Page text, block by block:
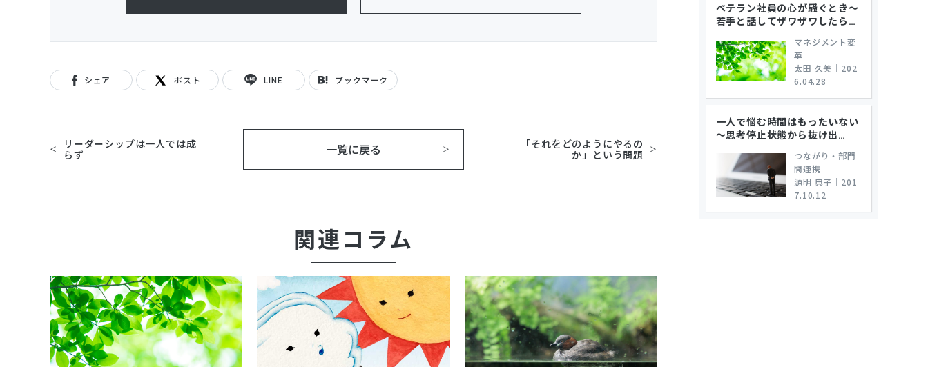
シェア ポスト LINE ブックマーク
リーダーシップは一人では成
らず
一覧に戻る
「それをどのようにやるの
か」という問題
関連コラム
ベテラン社員の心が騒ぐとき～
若手と話してザワザワしたら …
マネジメント変
革
太田 久美 ｜ 202
6.04.28
一人で悩む時間はもったいない
～思考停止状態から抜け出…
つながり・部門
間連携
源明 典子 ｜ 201
7.10.12